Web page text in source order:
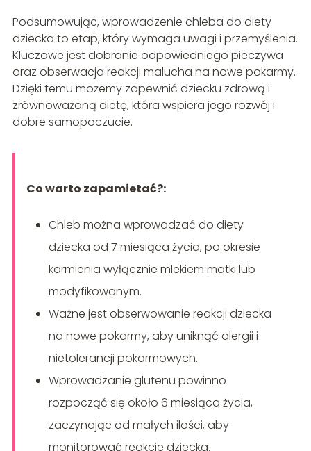
Podsumowując, wprowadzenie chleba do diety
dziecka to etap, który wymaga uwagi i przemyślenia.
Kluczowe jest dobranie odpowiedniego pieczywa
oraz obserwacja reakcji malucha na nowe pokarmy.
Dzięki temu możemy zapewnić dziecku zdrową i
zrównoważoną dietę, która wspiera jego rozwój i
dobre samopoczucie.
Co warto zapamietać?:
Chleb można wprowadzać do diety
dziecka od 7 miesiąca życia, po okresie
karmienia wyłącznie mlekiem matki lub
modyfikowanym.
Ważne jest obserwowanie reakcji dziecka
na nowe pokarmy, aby uniknąć alergii i
nietolerancji pokarmowych.
Wprowadzanie glutenu powinno
rozpocząć się około 6 miesiąca życia,
zaczynając od małych ilości, aby
monitorować reakcje dziecka.